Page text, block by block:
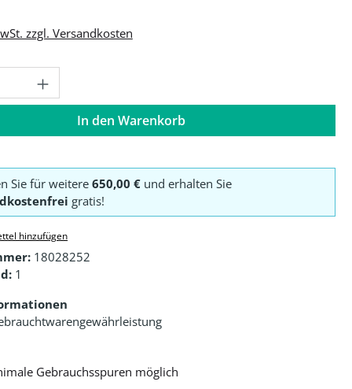
zzgl. Versandkosten
Anzahl: Gib den gewünschten Wert
In den Warenkorb
Sie für weitere 650,00 €und erhalten Sie
gratis!
hinzufügen
18028252
1
Gebrauchsspuren möglich